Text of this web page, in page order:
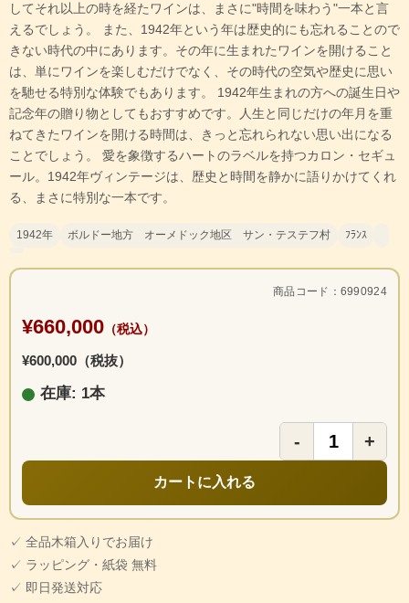
してそれ以上の時を経たワインは、まさに"時間を味わう"一本と言
えるでしょう。 また、1942年という年は歴史的にも忘れることので
きない時代の中にあります。その年に生まれたワインを開けること
は、単にワインを楽しむだけでなく、その時代の空気や歴史に思い
を馳せる特別な体験でもあります。 1942年生まれの方への誕生日や
記念年の贈り物としてもおすすめです。人生と同じだけの年月を重
ねてきたワインを開ける時間は、きっと忘れられない思い出になる
ことでしょう。 愛を象徴するハートのラベルを持つカロン・セギュ
ール。1942年ヴィンテージは、歴史と時間を静かに語りかけてくれ
る、まさに特別な一本です。
1942年 ボルドー地方 オーメドック地区 サン・テステフ村 ﾌﾗﾝｽ
商品コード：6990924
¥660,000 （税込）
¥600,000（税抜）
在庫: 1本
- +
カートに入れる
✓ 全品木箱入りでお届け
✓ ラッピング・紙袋 無料
✓ 即日発送対応